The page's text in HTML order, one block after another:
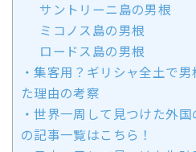
サントリーニ島の男根
ミコノス島の男根
ロードス島の男根
・集客用？ギリシャ全土で
た理由の考察
・世界一周して見つけた外
の記事一覧はこちら！